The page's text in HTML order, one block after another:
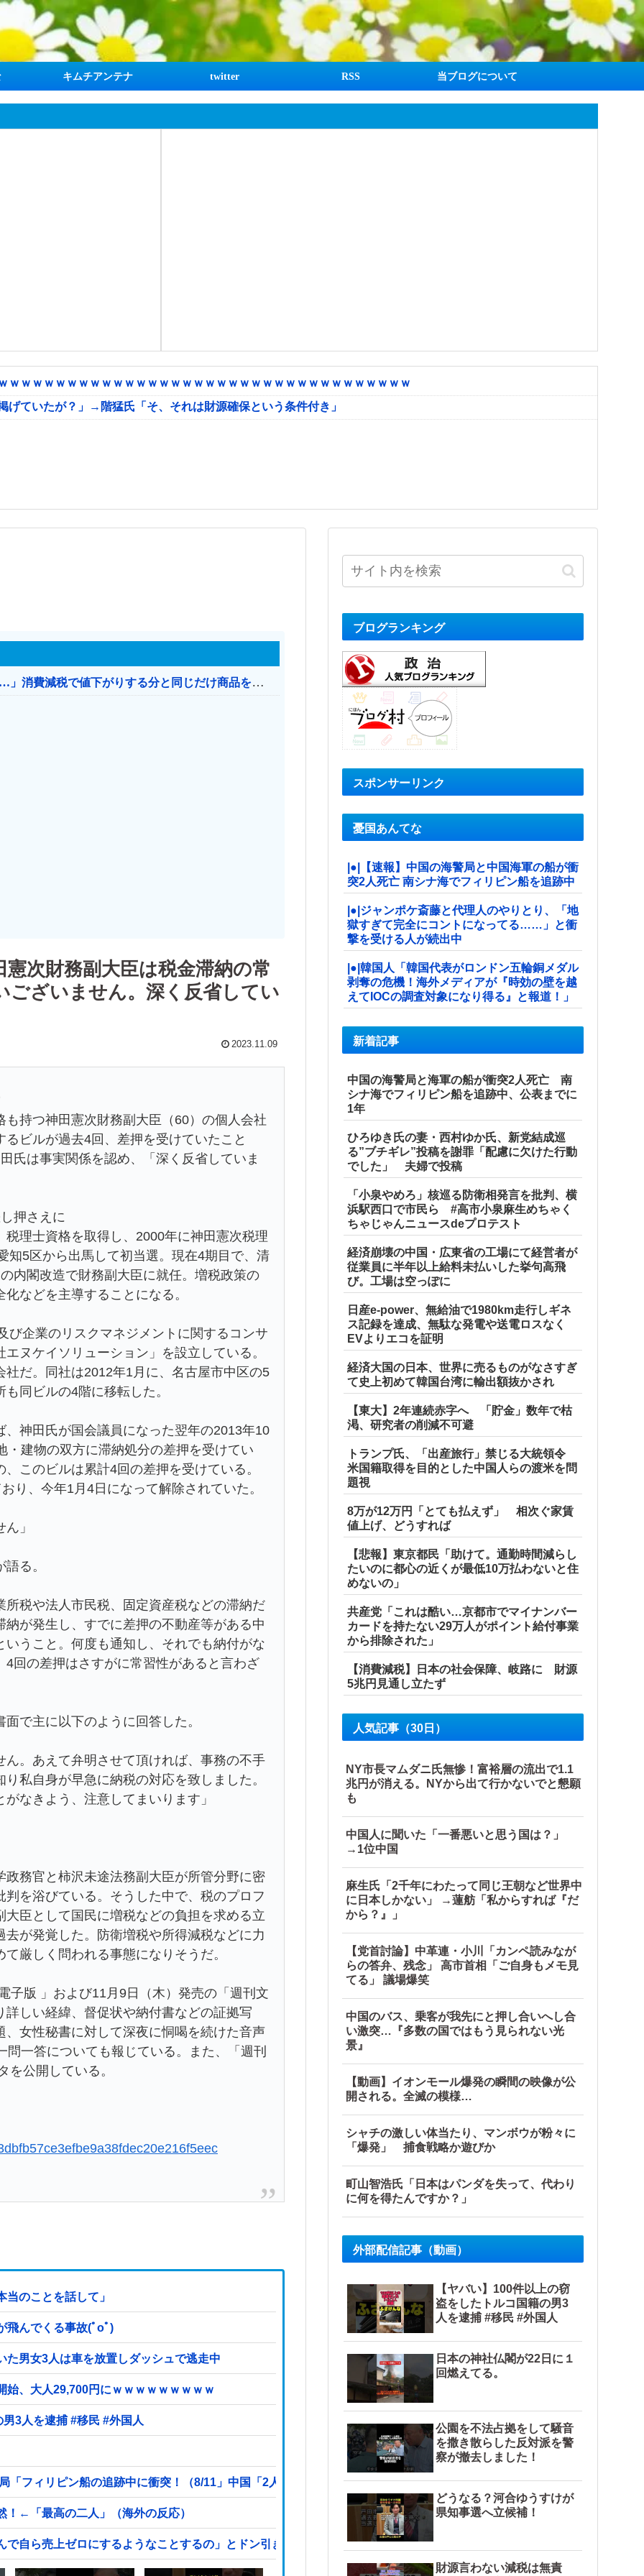
キムチアンテナ twitter RSS 当ブログについて
ｗｗｗｗｗｗｗｗｗｗｗｗｗｗｗｗｗｗｗｗｗｗｗｗｗｗｗｗｗｗｗｗｗｗ
ていたが？」→階猛氏「そ、それは財源確保という条件付き」
【消費税率1％】 「下げるのが筋なんですけど…」消費減税で値下がりする分と同じだけ商品を値上げして店頭価格を変えない店も
次財務副大臣は税金滞納の常
ざいません。深く反省してい
2023.11.09
持つ神田憲次財務副大臣（60）の個人会社
ビルが過去4回、差押を受けていたこと
氏は事実関係を認め、「深く反省していま
押さえに
理士資格を取得し、2000年に神田憲次税理
知5区から出馬して初当選。現在4期目で、清
内閣改造で財務副大臣に就任。増税政策の
などを主導することになる。
企業のリスクマネジメントに関するコンサ
ヌケイソリューション」を設立している。
だ。同社は2012年1月に、名古屋市中区の5
同ビルの4階に移転した。
神田氏が国会議員になった翌年の2013年10
建物の双方に滞納処分の差押を受けてい
このビルは累計4回の差押を受けている。
り、今年1月4日になって解除されていた。
」
る。
税や法人市民税、固定資産税などの滞納だ
が発生し、すでに差押の不動産等がある中
うこと。何度も通知し、それでも納付がな
回の差押はさすがに常習性があると言わざ
で主に以下のように回答した。
。あえて弁明させて頂ければ、事務の不手
私自身が早急に納税の対応を致しました。
なきよう、注意してまいります」
務官と柿沢未途法務副大臣が所管分野に密
を浴びている。そうした中で、税のプロフ
臣として国民に増税などの負担を求める立
が発覚した。防衛増税や所得減税などに力
厳しく問われる事態になりそうだ。
版 」および11月9日（木）発売の「週刊文
しい経緯、督促状や納付書などの証拠写
女性秘書に対して深夜に恫喝を続けた音声
一答についても報じている。また、「週刊
を公開している。
のことを話して」
飛んでくる事故(ﾟoﾟ)
男女3人は車を放置しダッシュで逃走中
、大人29,700円にｗｗｗｗｗｗｗｗｗ
【ヤバい】100件以上の窃盗をしたトルコ国籍の男3人を逮捕 #移民 #外国人
「フィリピン船の追跡中に衝突！（8/11」中国「2人死亡」中国政府「1年間隠蔽」日本「隠蔽された事実報道！（2026年
！←「最高の二人」（海外の反応）
で自ら売上ゼロにするようなことするの」とドン引きするような方針転換を……他
ブログランキング
スポンサーリンク
憂国あんてな
|●|【速報】中国の海警局と中国海軍の船が衝
突2人死亡 南シナ海でフィリピン船を追跡中
|●|ジャンポケ斎藤と代理人のやりとり、「地
獄すぎて完全にコントになってる……」と衝
撃を受ける人が続出中
|●|韓国人「韓国代表がロンドン五輪銅メダル
剥奪の危機！海外メディアが『時効の壁を越
えてIOCの調査対象になり得る』と報道！」
新着記事
中国の海警局と海軍の船が衝突2人死亡 南
シナ海でフィリピン船を追跡中、公表までに
1年
ひろゆき氏の妻・西村ゆか氏、新党結成巡
る”ブチギレ”投稿を謝罪「配慮に欠けた行動
でした」 夫婦で投稿
「小泉やめろ」核巡る防衛相発言を批判、横
浜駅西口で市民ら #高市小泉麻生めちゃく
ちゃじゃんニュースdeプロテスト
経済崩壊の中国・広東省の工場にて経営者が
従業員に半年以上給料未払いした挙句高飛
び。工場は空っぽに
日産e-power、無給油で1980km走行しギネ
ス記録を達成、無駄な発電や送電ロスなく
EVよりエコを証明
経済大国の日本、世界に売るものがなさすぎ
て史上初めて韓国台湾に輸出額抜かされ
【東大】2年連続赤字へ 「貯金」数年で枯
渇、研究者の削減不可避
トランプ氏、「出産旅行」禁じる大統領令
米国籍取得を目的とした中国人らの渡米を問
題視
8万が12万円「とても払えず」 相次ぐ家賃
値上げ、どうすれば
【悲報】東京都民「助けて。通勤時間減らし
たいのに都心の近くが最低10万払わないと住
めないの」
共産党「これは酷い…京都市でマイナンバー
カードを持たない29万人がポイント給付事業
から排除された」
【消費減税】日本の社会保障、岐路に 財源
5兆円見通し立たず
人気記事（30日）
NY市長マムダニ氏無惨！富裕層の流出で1.1
兆円が消える。NYから出て行かないでと懇願
も
中国人に聞いた「一番悪いと思う国は？」
→1位中国
麻生氏「2千年にわたって同じ王朝など世界中
に日本しかない」 →蓮舫「私からすれば『だ
から？』」
【党首討論】中革連・小川「カンペ読みなが
らの答弁、残念」 高市首相「ご自身もメモ見
てる」 議場爆笑
中国のバス、乗客が我先にと押し合いへし合
い激突…『多数の国ではもう見られない光
景』
【動画】イオンモール爆発の瞬間の映像が公
開される。全滅の模様…
シャチの激しい体当たり、マンボウが粉々に
「爆発」 捕食戦略か遊びか
町山智浩氏「日本はパンダを失って、代わり
に何を得たんですか？」
外部配信記事（動画）
【ヤバい】100件以上の窃
盗をしたトルコ国籍の男3
人を逮捕 #移民 #外国人
日本の神社仏閣が22日に１
回燃えてる。
公園を不法占拠をして騒音
を撒き散らした反対派を警
察が撤去しました！
どうなる？河合ゆうすけが
県知事選へ立候補！
財源言わない減税は無責